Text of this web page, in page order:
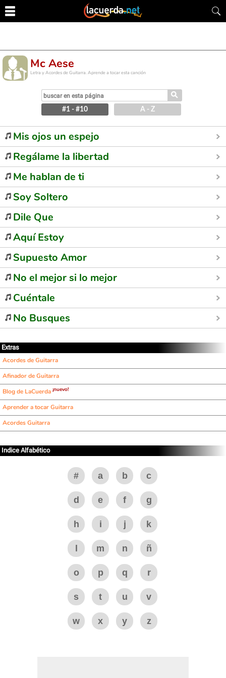
Mc Aese
Letra y Acordes de Guitarra. Aprende a tocar esta canción
⚲
#1 - #10 A - Z
Mis ojos un espejo
Regálame la libertad
Me hablan de ti
Soy Soltero
Dile Que
Aquí Estoy
Supuesto Amor
No el mejor si lo mejor
Cuéntale
No Busques
Extras
Acordes de Guitarra
Afinador de Guitarra
Blog de LaCuerda ¡nuevo!
Aprender a tocar Guitarra
Acordes Guitarra
Indice Alfabético
# a b c
d e f g
h i j k
m n ñ
o p q r
s t u v
w x y z